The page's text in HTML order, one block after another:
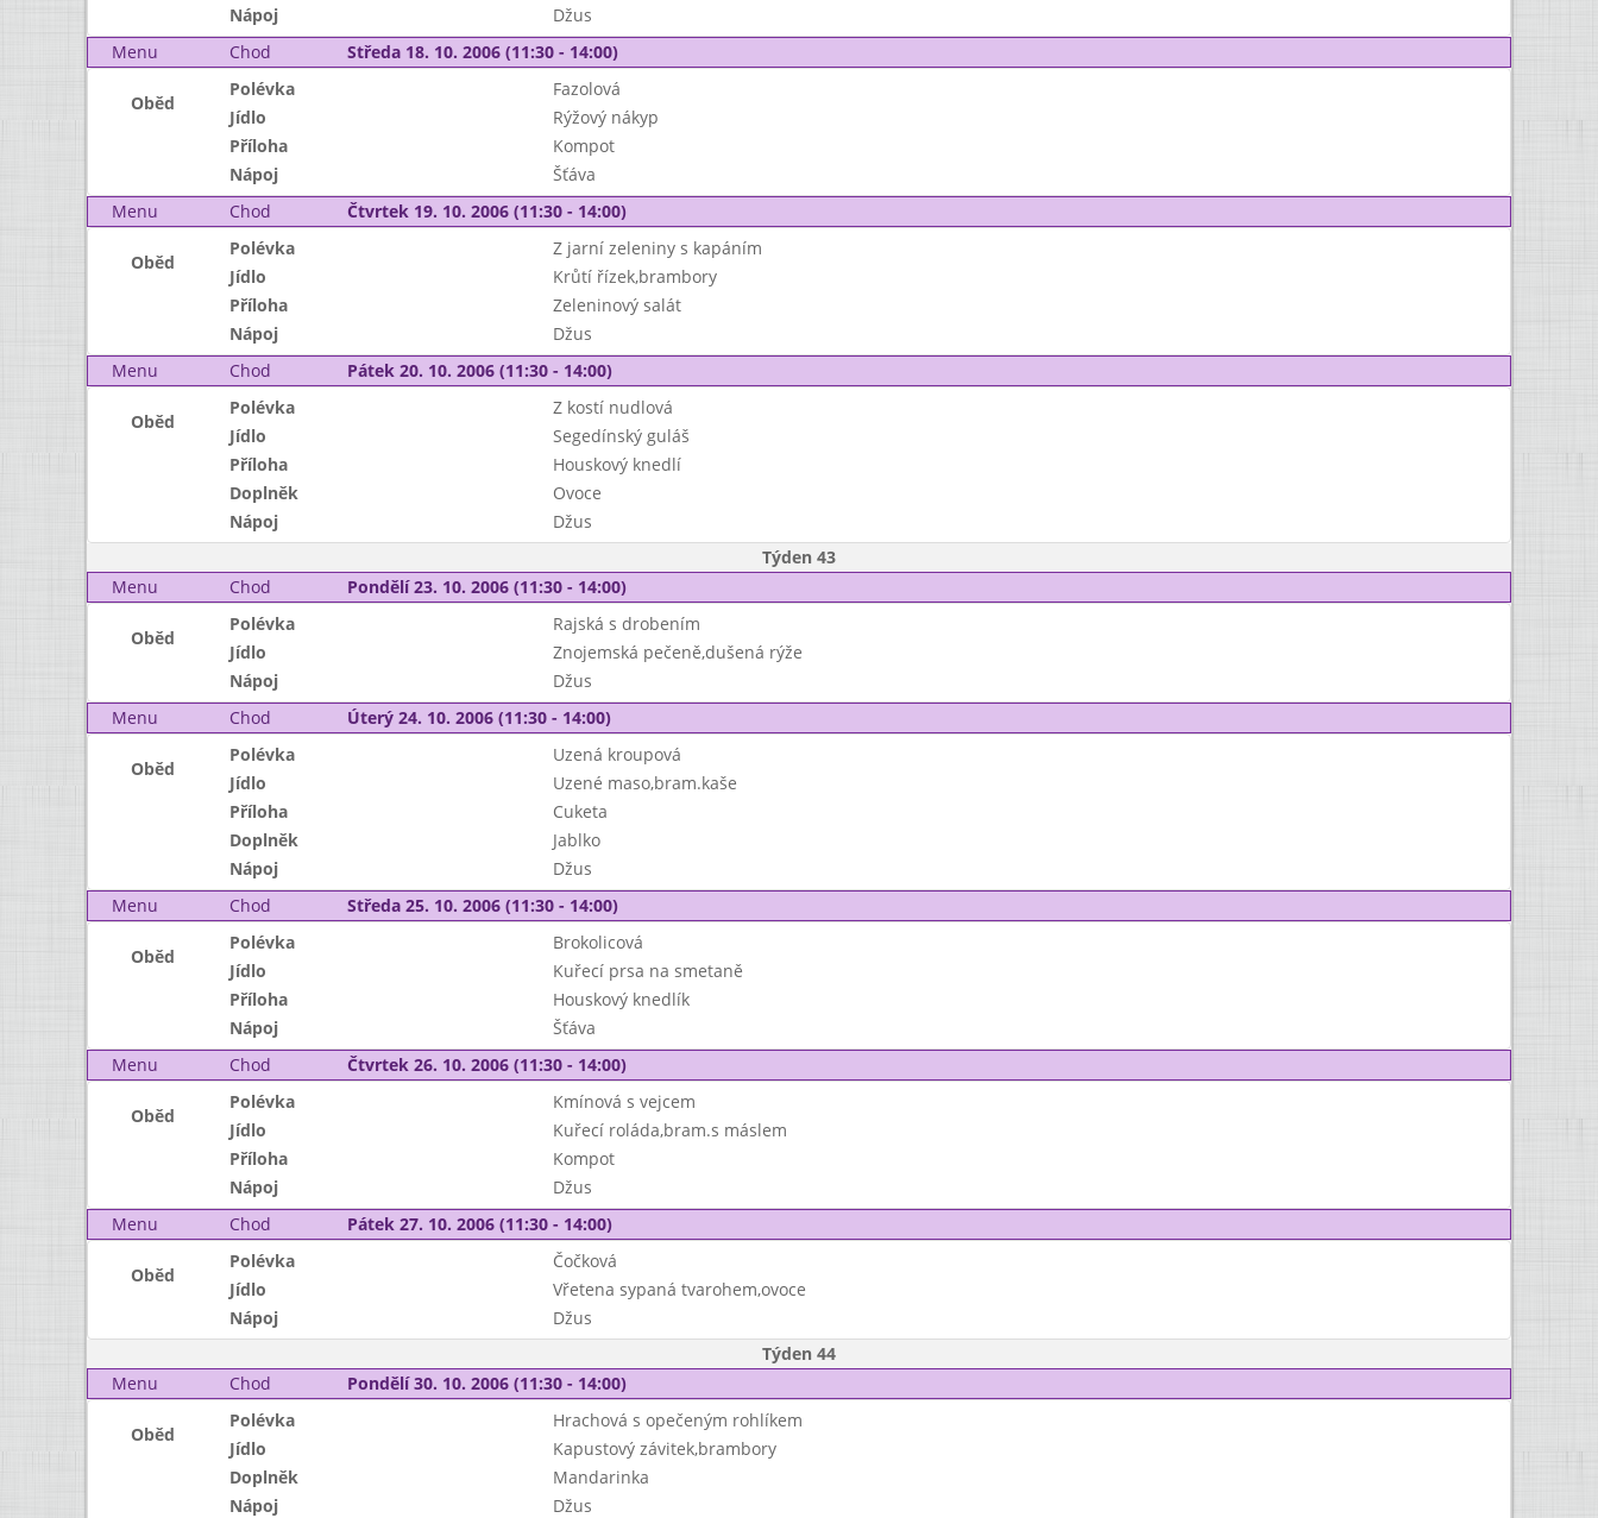
Nápoj
Džus
Menu
Chod Středa 18. 10. 2006 (11:30 - 14:00)
Oběd
Polévka
Fazolová
Jídlo
Rýžový nákyp
Příloha
Kompot
Nápoj
Šťáva
Menu
Chod Čtvrtek 19. 10. 2006 (11:30 - 14:00)
Oběd
Polévka
Z jarní zeleniny s kapáním
Jídlo
Krůtí řízek,brambory
Příloha
Zeleninový salát
Nápoj
Džus
Menu
Chod Pátek 20. 10. 2006 (11:30 - 14:00)
Oběd
Polévka
Z kostí nudlová
Jídlo
Segedínský guláš
Příloha
Houskový knedlí
Doplněk
Ovoce
Nápoj
Džus
Týden 43
Menu
Chod Pondělí 23. 10. 2006 (11:30 - 14:00)
Oběd
Polévka
Rajská s drobením
Jídlo
Znojemská pečeně,dušená rýže
Nápoj
Džus
Menu
Chod Úterý 24. 10. 2006 (11:30 - 14:00)
Oběd
Polévka
Uzená kroupová
Jídlo
Uzené maso,bram.kaše
Příloha
Cuketa
Doplněk
Jablko
Nápoj
Džus
Menu
Chod Středa 25. 10. 2006 (11:30 - 14:00)
Oběd
Polévka
Brokolicová
Jídlo
Kuřecí prsa na smetaně
Příloha
Houskový knedlík
Nápoj
Šťáva
Menu
Chod Čtvrtek 26. 10. 2006 (11:30 - 14:00)
Oběd
Polévka
Kmínová s vejcem
Jídlo
Kuřecí roláda,bram.s máslem
Příloha
Kompot
Nápoj
Džus
Menu
Chod Pátek 27. 10. 2006 (11:30 - 14:00)
Oběd
Polévka
Čočková
Jídlo
Vřetena sypaná tvarohem,ovoce
Nápoj
Džus
Týden 44
Menu
Chod Pondělí 30. 10. 2006 (11:30 - 14:00)
Oběd
Polévka
Hrachová s opečeným rohlíkem
Jídlo
Kapustový závitek,brambory
Doplněk
Mandarinka
Nápoj
Džus